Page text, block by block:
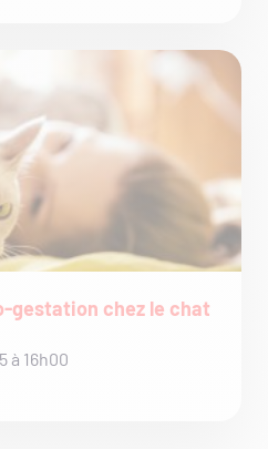
gestation chez le chat
à 16h00